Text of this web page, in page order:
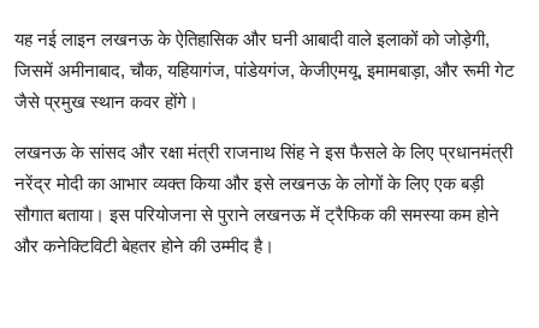
यह नई लाइन लखनऊ के ऐतिहासिक और घनी आबादी वाले इलाकों को जोड़ेगी,
जिसमें अमीनाबाद, चौक, यहियागंज, पांडेयगंज, केजीएमयू, इमामबाड़ा, और रूमी गेट
जैसे प्रमुख स्थान कवर होंगे।
लखनऊ के सांसद और रक्षा मंत्री राजनाथ सिंह ने इस फैसले के लिए प्रधानमंत्री
नरेंद्र मोदी का आभार व्यक्त किया और इसे लखनऊ के लोगों के लिए एक बड़ी
सौगात बताया। इस परियोजना से पुराने लखनऊ में ट्रैफिक की समस्या कम होने
और कनेक्टिविटी बेहतर होने की उम्मीद है।